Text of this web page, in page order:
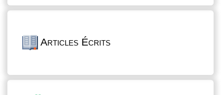
Articles Écrits